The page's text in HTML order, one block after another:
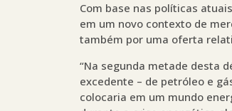
Com base nas políticas
em um novo contexto de
também por uma oferta
“Na segunda metade desta
excedente – de petróleo e
colocaria em um mundo